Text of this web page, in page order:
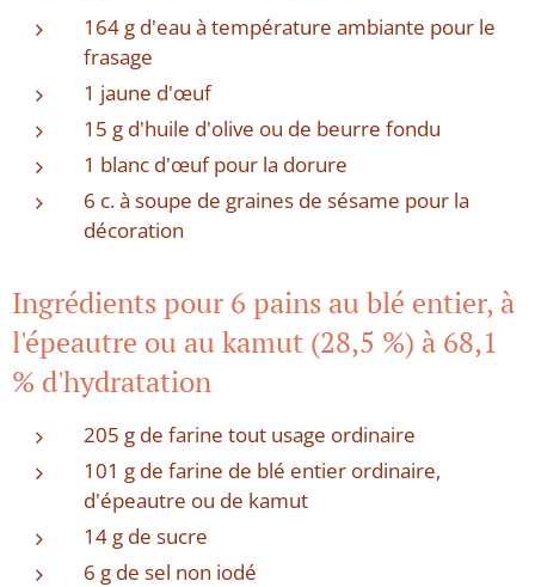
164 g d'eau à température ambiante pour le
frasage
1 jaune d'œuf
15 g d'huile d'olive ou de beurre fondu
1 blanc d'œuf pour la dorure
6 c. à soupe de graines de sésame pour la
décoration
Ingrédients pour 6 pains au blé entier, à
l'épeautre ou au kamut (28,5 %) à 68,1
% d'hydratation
205 g de farine tout usage ordinaire
101 g de farine de blé entier ordinaire,
d'épeautre ou de kamut
14 g de sucre
6 g de sel non iodé